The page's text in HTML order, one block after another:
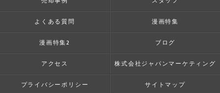
よくある質問 漫画特集
漫画特集2 ブログ
アクセス 株式会社ジャパンマーケティング
プライバシーポリシー サイトマップ